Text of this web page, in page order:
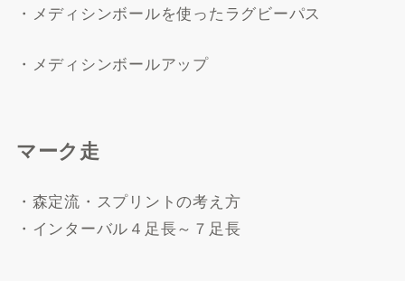
・メディシンボールを使ったラグビーパス
・メディシンボールアップ
マーク走
・森定流・スプリントの考え方
・インターバル４足長～７足長